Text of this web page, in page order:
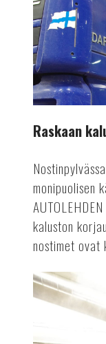
Raskaan
monipuolisen
kaluston
nostimet
Osienpesukoneet